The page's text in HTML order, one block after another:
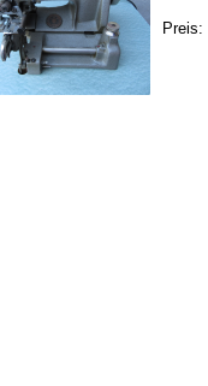
Preis: